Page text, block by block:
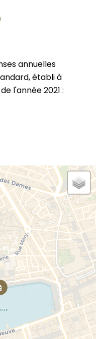
annuelles
établi à
l'année 2021 :